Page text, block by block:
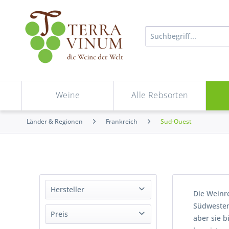
Weine Alle Rebsorten
Länder & Regionen Frankreich Sud-Ouest
Hersteller
Camus
Château de Mercuès
Preis
Die
aber sie